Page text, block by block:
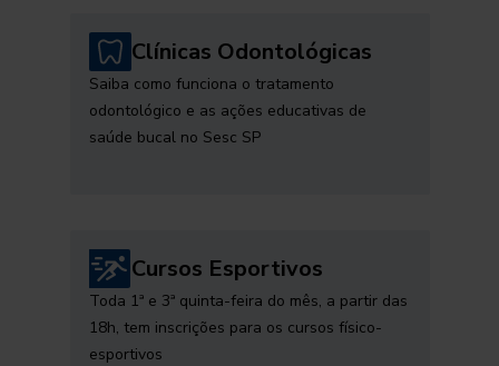
Clínicas Odontológicas
Saiba como funciona o tratamento
odontológico e as ações educativas de
saúde bucal no Sesc SP
Cursos Esportivos
Toda 1ª e 3ª quinta-feira do mês, a partir das
18h, tem inscrições para os cursos físico-
esportivos